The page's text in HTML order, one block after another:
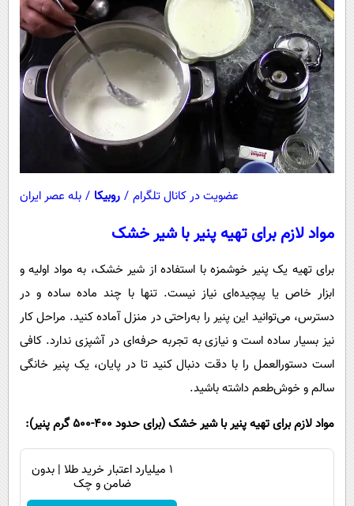
عضویت در کانال تلگرام / روبیکا / بله عصر ایران
مواد لازم برای تهیه پنیر با شیر خشک
برای تهیه یک پنیر خوشمزه با استفاده از شیر خشک، به مواد اولیه و
ابزار خاص یا پیچیده‌ای نیاز نیست. تنها با چند ماده ساده و در
دسترس، می‌توانید این پنیر را به‌راحتی در منزل آماده کنید. مراحل کار
نیز بسیار ساده است و نیازی به تجربه حرفه‌ای در آشپزی ندارد. کافی
است دستورالعمل را با دقت دنبال کنید تا در پایان، یک پنیر خانگی
سالم و خوش‌طعم داشته باشید.
مواد لازم برای تهیه پنیر با شیر خشک (برای حدود ۴۰۰-۵۰۰ گرم پنیر):
۱ میلیارد اعتبار خرید طلا | بدون
ضامن و چک